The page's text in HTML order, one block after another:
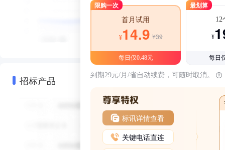
招标产品
限购一次
首月试用
¥14.9 ¥39
每日仅0.48元
最划算
12
¥
每日
到期29元/月/省自动续费，可随时取消。
标讯详情查看
关键电话直连